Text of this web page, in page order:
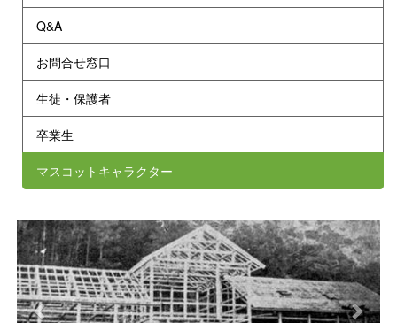
Q&A
お問合せ窓口
生徒・保護者
卒業生
マスコットキャラクター
p
r
e
v
n
e
x
t